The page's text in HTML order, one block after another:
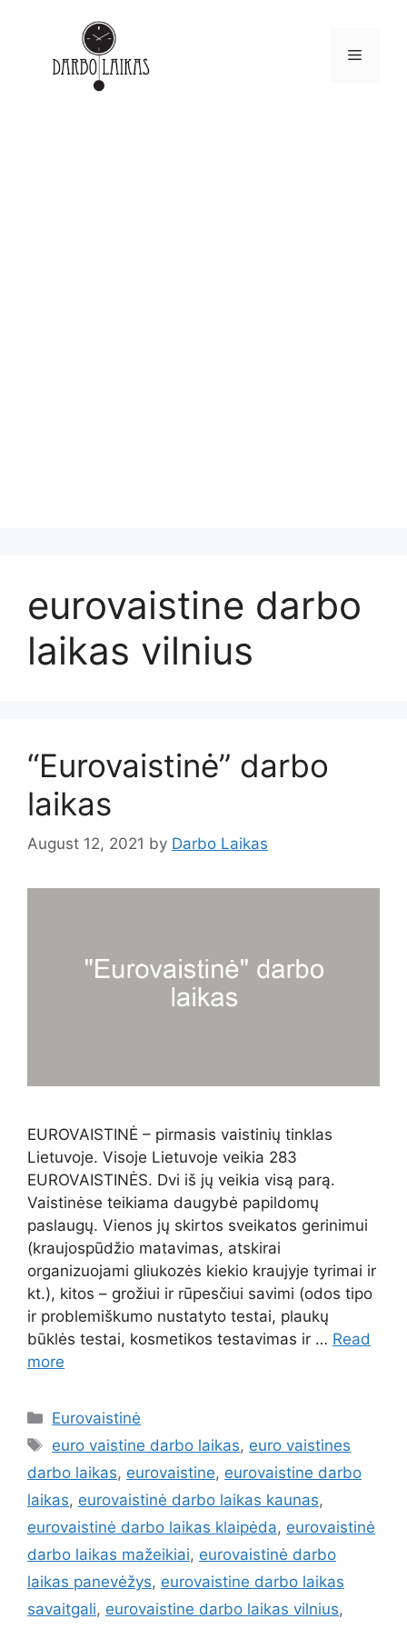
eurovaistine darbo
laikas vilnius
“Eurovaistinė” darbo
laikas
August 12, 2021 by Darbo Laikas
EUROVAISTINĖ – pirmasis vaistinių tinklas
Lietuvoje. Visoje Lietuvoje veikia 283
EUROVAISTINĖS. Dvi iš jų veikia visą parą.
Vaistinėse teikiama daugybė papildomų
paslaugų. Vienos jų skirtos sveikatos gerinimui
(kraujospūdžio matavimas, atskirai
organizuojami gliukozės kiekio kraujyje tyrimai ir
kt.), kitos – grožiui ir rūpesčiui savimi (odos tipo
ir problemiškumo nustatyto testai, plaukų
būklės testai, kosmetikos testavimas ir … Read
more
Eurovaistinė
euro vaistine darbo laikas, euro vaistines
darbo laikas, eurovaistine, eurovaistine darbo
laikas, eurovaistinė darbo laikas kaunas,
eurovaistinė darbo laikas klaipėda, eurovaistinė
darbo laikas mažeikiai, eurovaistinė darbo
laikas panevėžys, eurovaistine darbo laikas
savaitgali, eurovaistine darbo laikas vilnius,